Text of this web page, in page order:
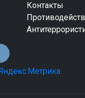
Контакты